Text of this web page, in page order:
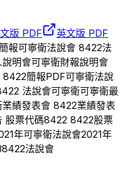
版 PDF
英文版 PDF
報可寧衛法說會 8422法
說明會可寧衛財報說明會
8422簡報PDF可寧衛法說
法說會可寧衛可寧衛最
業績發表會 8422業績發表
股票代碼8422 8422股票
年可寧衛法說會2021年
8422法說會